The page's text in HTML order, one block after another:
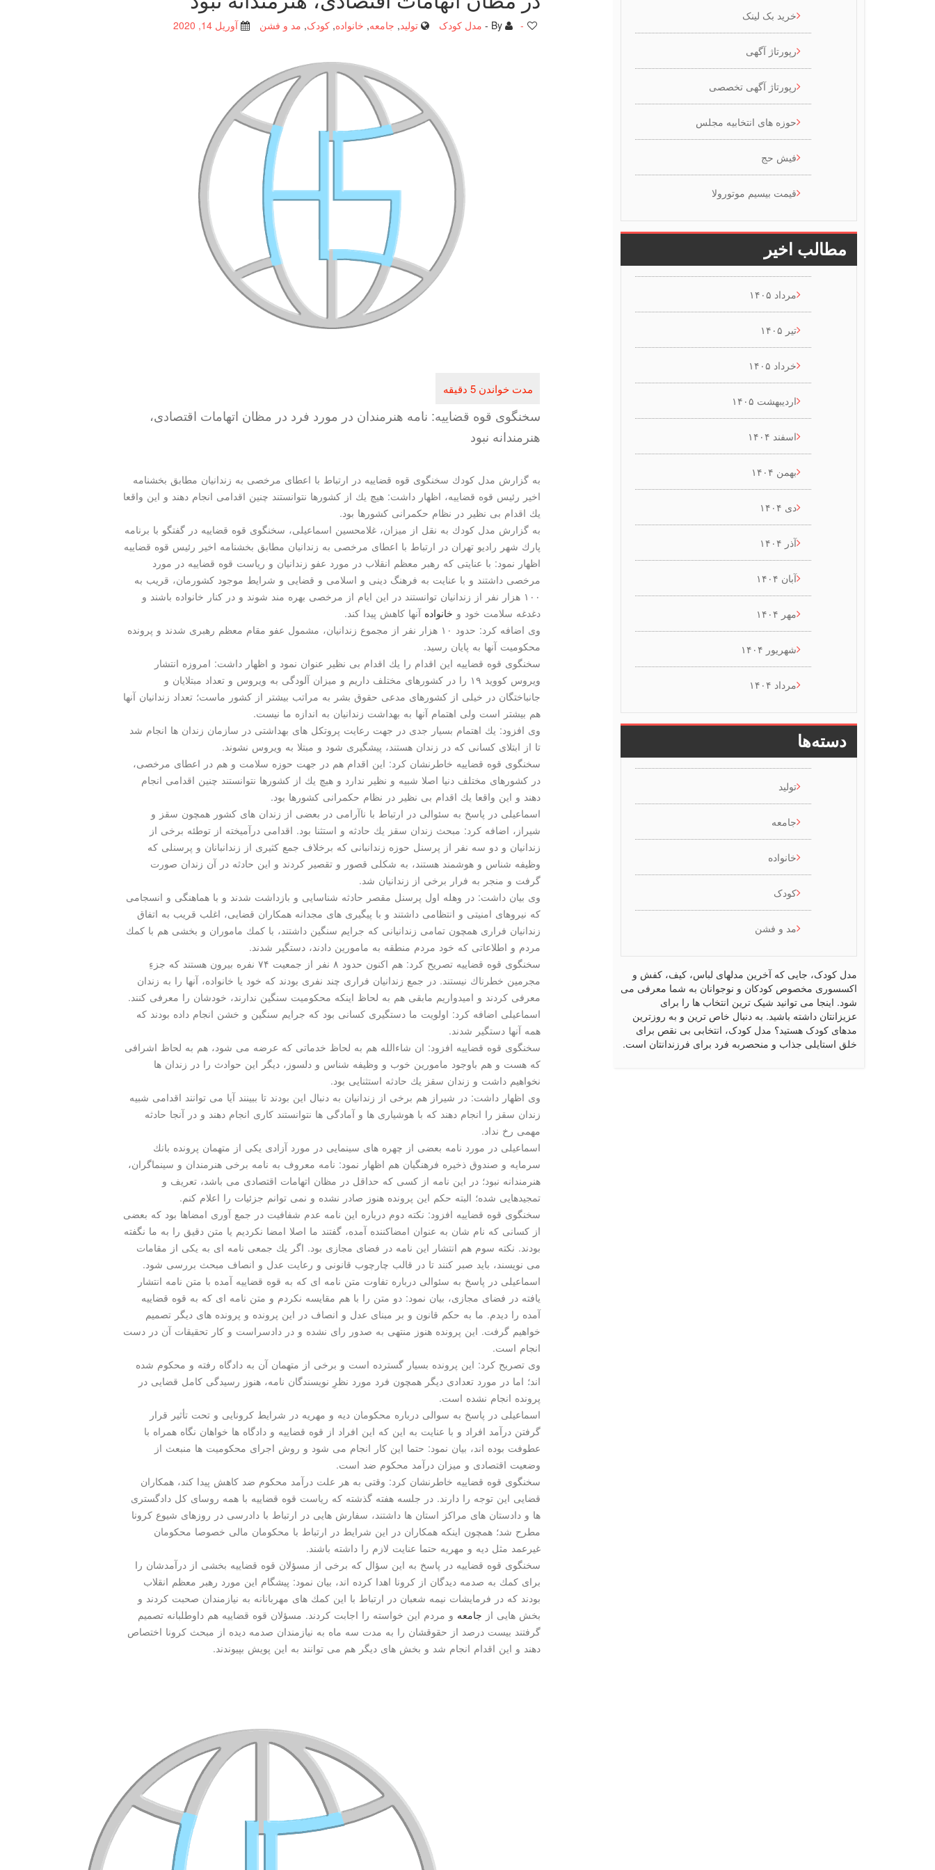
مدل کودک تولید, جامعه, خانواده, کودک, مد و فشن آوریل 14, 2020 -
سخنگوی قوه قضاییه: نامه هنرمندان در مورد فرد در مظان اتهامات اقتصادی،
هنرمندانه نبود
به گزارش مدل كودك سخنگوی قوه قضاییه در ارتباط با اعطای مرخصی به زندانیان مطابق بخشنامه
اخیر رئیس قوه قضاییه، اظهار داشت: هیچ یك از كشورها نتوانستند چنین اقدامی انجام دهند و این واقعا
یك اقدام بی نظیر در نظام حكمرانی كشورها بود.
به گزارش مدل كودك به نقل از میزان، غلامحسین اسماعیلی، سخنگوی قوه قضاییه در گفتگو با برنامه
پارك شهر رادیو تهران در ارتباط با اعطای مرخصی به زندانیان مطابق بخشنامه اخیر رئیس قوه قضاییه
اظهار نمود: با عنایتی كه رهبر معظم انقلاب در مورد عفو زندانیان و ریاست قوه قضاییه در مورد
مرخصی داشتند و با عنایت به فرهنگ دینی و اسلامی و قضایی و شرایط موجود كشورمان، قریب به
۱۰۰ هزار نفر از زندانیان توانستند در این ایام از مرخصی بهره مند شوند و در كنار خانواده باشند و
دغدغه سلامت خود و خانواده آنها كاهش پیدا كند.
وی اضافه كرد: حدود ۱۰ هزار نفر از مجموع زندانیان، مشمول عفو مقام معظم رهبری شدند و پرونده
محكومیت آنها به پایان رسید.
سخنگوی قوه قضاییه این اقدام را یك اقدام بی نظیر عنوان نمود و اظهار داشت: امروزه انتشار
ویروس كووید ۱۹ را در كشورهای مختلف داریم و میزان آلودگی به ویروس و تعداد مبتلایان و
جانباختگان در خیلی از كشورهای مدعی حقوق بشر به مراتب بیشتر از كشور ماست؛ تعداد زندانیان آنها
هم بیشتر است ولی اهتمام آنها به بهداشت زندانیان به اندازه ما نیست.
وی افزود: یك اهتمام بسیار جدی در جهت رعایت پروتكل های بهداشتی در سازمان زندان ها انجام شد
تا از ابتلای كسانی كه در زندان هستند، پیشگیری شود و مبتلا به ویروس نشوند.
سخنگوی قوه قضاییه خاطرنشان كرد: این اقدام هم در جهت حوزه سلامت و هم در اعطای مرخصی،
در كشورهای مختلف دنیا اصلا شبیه و نظیر ندارد و هیچ یك از كشورها نتوانستند چنین اقدامی انجام
دهند و این واقعا یك اقدام بی نظیر در نظام حكمرانی كشورها بود.
اسماعیلی در پاسخ به سئوالی در ارتباط با ناآرامی در بعضی از زندان های كشور همچون سقز و
شیراز، اضافه كرد: مبحث زندان سقز یك حادثه و استثنا بود. اقدامی درآمیخته از توطئه برخی از
زندانیان و دو سه نفر از پرسنل حوزه زندانبانی كه برخلاف جمع كثیری از زندانبانان و پرسنلی كه
وظیفه شناس و هوشمند هستند، به شكلی قصور و تقصیر كردند و این حادثه در آن زندان صورت
گرفت و منجر به فرار برخی از زندانیان شد.
وی بیان داشت: در وهله اول پرسنل مقصر حادثه شناسایی و بازداشت شدند و با هماهنگی و انسجامی
كه نیروهای امنیتی و انتظامی داشتند و با پیگیری های مجدانه همكاران قضایی، اغلب قریب به اتفاق
زندانیان فراری همچون تمامی زندانیانی كه جرایم سنگین داشتند، با كمك ماموران و بخشی هم با كمك
مردم و اطلاعاتی كه خود مردم منطقه به مامورین دادند، دستگیر شدند.
سخنگوی قوه قضاییه تصریح كرد: هم اكنون حدود ۸ نفر از جمعیت ۷۴ نفره بیرون هستند كه جزءِ
مجرمین خطرناك نیستند. در جمع زندانیان فراری چند نفری بودند كه خود یا خانواده، آنها را به زندان
معرفی كردند و امیدواریم مابقی هم به لحاظ اینكه محكومیت سنگین ندارند، خودشان را معرفی كنند.
اسماعیلی اضافه كرد: اولویت ما دستگیری كسانی بود كه جرایم سنگین و خشن انجام داده بودند كه
همه آنها دستگیر شدند.
سخنگوی قوه قضاییه افزود: ان شاءالله هم به لحاظ خدماتی كه عرضه می شود، هم به لحاظ اشرافی
كه هست و هم باوجود مامورین خوب و وظیفه شناس و دلسوز، دیگر این حوادث را در زندان ها
نخواهیم داشت و زندان سقز یك حادثه استثنایی بود.
وی اظهار داشت: در شیراز هم برخی از زندانیان به دنبال این بودند تا ببینند آیا می توانند اقدامی شبیه
زندان سقز را انجام دهند كه با هوشیاری ها و آمادگی ها نتوانستند كاری انجام دهند و در آنجا حادثه
مهمی رخ نداد.
اسماعیلی در مورد نامه بعضی از چهره های سینمایی در مورد آزادی یكی از متهمان پرونده بانك
سرمایه و صندوق ذخیره فرهنگیان هم اظهار نمود: نامه معروف به نامه برخی هنرمندان و سینماگران،
هنرمندانه نبود؛ در این نامه از كسی كه حداقل در مظان اتهامات اقتصادی می باشد، تعریف و
تمجیدهایی شده؛ البته حكم این پرونده هنوز صادر نشده و نمی توانم جزئیات را اعلام كنم.
سخنگوی قوه قضاییه افزود: نكته دوم درباره این نامه عدم شفافیت در جمع آوری امضاها بود كه بعضی
از كسانی كه نام شان به عنوان امضاكننده آمده، گفتند ما اصلا امضا نكردیم یا متن دقیق را به ما نگفته
بودند. نكته سوم هم انتشار این نامه در فضای مجازی بود. اگر یك جمعی نامه ای به یكی از مقامات
می نویسند، باید صبر كنند تا در قالب چارچوب قانونی و رعایت عدل و انصاف مبحث بررسی شود.
اسماعیلی در پاسخ به سئوالی درباره تفاوت متن نامه ای كه به قوه قضاییه آمده با متن نامه انتشار
یافته در فضای مجازی، بیان نمود: دو متن را با هم مقایسه نكردم و متن نامه ای كه به قوه قضاییه
آمده را دیدم. ما به حكم قانون و بر مبنای عدل و انصاف در این پرونده و پرونده های دیگر تصمیم
خواهیم گرفت. این پرونده هنوز منتهی به صدور رای نشده و در دادسراست و كار تحقیقات آن در دست
انجام است.
وی تصریح كرد: این پرونده بسیار گسترده است و برخی از متهمان آن به دادگاه رفته و محكوم شده
اند؛ اما در مورد تعدادی دیگر همچون فرد مورد نظرِ نویسندگان نامه، هنوز رسیدگی كامل قضایی در
پرونده انجام نشده است.
اسماعیلی در پاسخ به سوالی درباره محكومان دیه و مهریه در شرایط كرونایی و تحت تأثیر قرار
گرفتن درآمد افراد و با عنایت به این كه این افراد از قوه قضاییه و دادگاه ها خواهان نگاه همراه با
عطوفت بوده اند، بیان نمود: حتما این كار انجام می شود و روش اجرای محكومیت ها منبعث از
وضعیت اقتصادی و میزان درآمد محكوم ضد است.
سخنگوی قوه قضاییه خاطرنشان كرد: وقتی به هر علت درآمد محكوم ضد كاهش پیدا كند، همكاران
قضایی این توجه را دارند. در جلسه هفته گذشته كه ریاست قوه قضاییه با همه روسای كل دادگستری
ها و دادستان های مراكز استان ها داشتند، سفارش هایی در ارتباط با دادرسی در روزهای شیوع كرونا
مطرح شد؛ همچون اینكه همكاران در این شرایط در ارتباط با محكومان مالی خصوصا محكومان
غیرعمد مثل دیه و مهریه حتما عنایت لازم را داشته باشند.
سخنگوی قوه قضاییه در پاسخ به این سؤال كه برخی از مسؤلان قوه قضاییه بخشی از درآمدشان را
برای كمك به صدمه دیدگان از كرونا اهدا كرده اند، بیان نمود: پیشگام این مورد رهبر معظم انقلاب
بودند كه در فرمایشات نیمه شعبان در ارتباط با این كمك های مهربانانه به نیازمندان صحبت كردند و
بخش هایی از جامعه و مردم این خواسته را اجابت كردند. مسؤلان قوه قضاییه هم داوطلبانه تصمیم
گرفتند بیست درصد از حقوقشان را به مدت سه ماه به نیازمندان صدمه دیده از مبحث كرونا اختصاص
دهند و این اقدام انجام شد و بخش های دیگر هم می توانند به این پویش بپیوندند.
خرید بک لینک
رپورتاژ آگهی
رپورتاژ آگهی تخصصی
حوزه های انتخابیه مجلس
فیش حج
قیمت بیسیم موتورولا
مطالب اخیر
مرداد ۱۴۰۵
تیر ۱۴۰۵
خرداد ۱۴۰۵
اردیبهشت ۱۴۰۵
اسفند ۱۴۰۴
بهمن ۱۴۰۴
دی ۱۴۰۴
آذر ۱۴۰۴
آبان ۱۴۰۴
مهر ۱۴۰۴
شهریور ۱۴۰۴
مرداد ۱۴۰۴
دسته‌ها
تولید
جامعه
خانواده
کودک
مد و فشن
مدل کودک، جایی که آخرین مدلهای لباس، کیف، کفش و
اکسسوری مخصوص کودکان و نوجوانان به شما معرفی می
شود. اینجا می توانید شیک ترین انتخاب ها را برای
عزیزانتان داشته باشید. به دنبال خاص ترین و به روزترین
مدهای کودک هستید؟ مدل کودک، انتخابی بی نقص برای
خلق استایلی جذاب و منحصربه فرد برای فرزندانتان است.